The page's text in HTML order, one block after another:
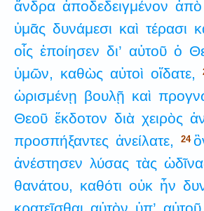
ἄνδρα ἀποδεδειγμένον ἀπὸ
ὑμᾶς δυνάμεσι καὶ τέρασι
οἷς ἐποίησεν δι’ αὐτοῦ ὁ
ὑμῶν, καθὼς αὐτοὶ οἴδατε,
ὡρισμένῃ βουλῇ καὶ
Θεοῦ ἔκδοτον διὰ χειρὸς
προσπήξαντες ἀνείλατε, 24
ἀνέστησεν λύσας τὰς
θανάτου, καθότι οὐκ ἦν